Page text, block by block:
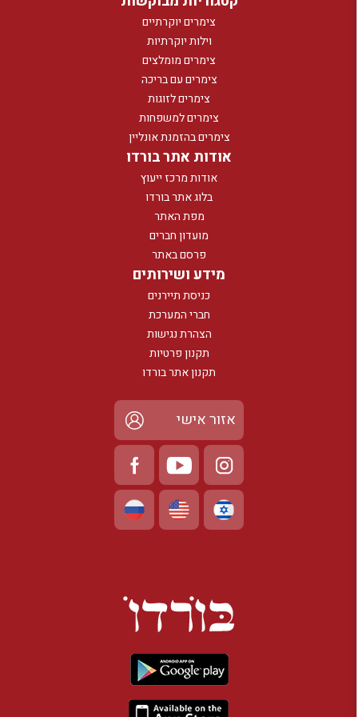
צימרים יוקרתיים
וילות יוקרתיות
צימרים מומלצים
צימרים עם בריכה
צימרים לזוגות
צימרים למשפחות
צימרים בהזמנת אונליין
אודות אתר בורדו
אודות מרכז ייעוץ
בלוג אתר בורדו
מפת האתר
מועדון חברים
פרסם באתר
מידע ושירותים
כניסת תיירנים
חברי המערכת
הצהרת נגישות
תקנון פרטיות
תקנון אתר בורדו
אזור אישי